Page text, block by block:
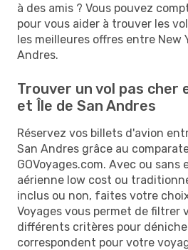
à des amis ? Vous pouvez
pour vous aider à trouver les
les meilleures offres entre New
Andres.
Trouver un vol pas cher
et Île de San Andres
Réservez vos billets d'avion
San Andres grâce au
GOVoyages.com. Avec ou sans
aérienne low cost ou
inclus ou non, faites votre
Voyages vous permet de filtrer
différents critères pour
correspondent pour votre